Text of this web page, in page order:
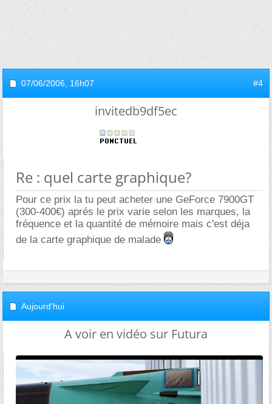
07/06/2006, 16h07 #4
invitedb9df5ec
Re : quel carte graphique?
Pour ce prix la tu peut acheter une GeForce 7900GT
(300-400€) aprés le prix varie selon les marques, la
fréquence et la quantité de mémoire mais c'est déja
de la carte graphique de malade
Aujourd'hui
A voir en vidéo sur Futura